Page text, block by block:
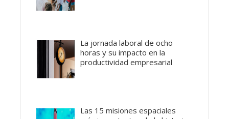
La jornada laboral de ocho
horas y su impacto en la
productividad empresarial
Las 15 misiones espaciales